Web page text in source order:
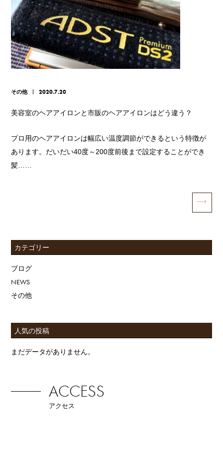
その他 2020.7.20
美容室のヘアアイロンと市販のヘアアイロンはどう違う？
プロ用のヘアアイロンは幅広い温度調節ができるという特徴が
あります。だいだい40度～200度前後まで設定することができ
髪……
カテゴリー
ブログ
NEWS
その他
人気の投稿
まだデータがありません。
ACCESS
アクセス